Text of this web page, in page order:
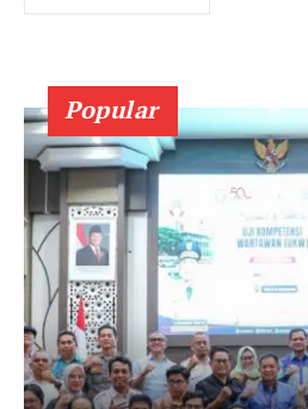
Popular